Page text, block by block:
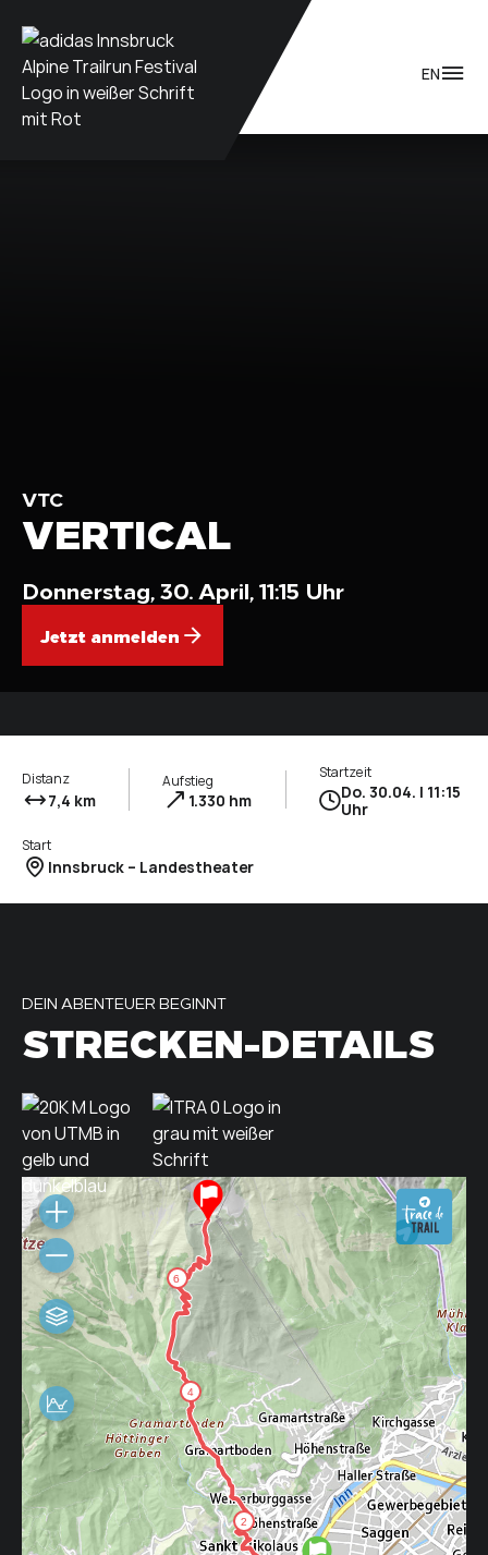
Zum Inhalt
EN
VTC
VERTICAL
Donnerstag, 30. April, 11:15 Uhr
Jetzt anmelden
Distanz
7,4 km
Aufstieg
1.330 hm
Startzeit
Do. 30.04. | 11:15
Uhr
Start
Innsbruck – Landestheater
DEIN ABENTEUER BEGINNT
STRECKEN-DETAILS